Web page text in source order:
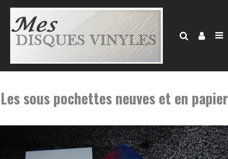
Les sous pochettes neuves et en papier